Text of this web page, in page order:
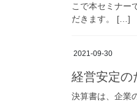
こで本セミナー
だきます。 […]
2021-09-30
経営安定の
決算書は、企業